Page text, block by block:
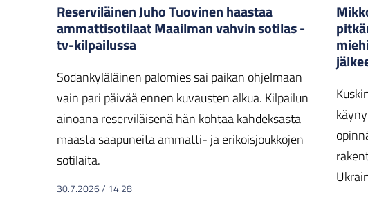
Reserviläinen Juho Tuovinen haastaa
ammattisotilaat Maailman vahvin sotilas -
tv-kilpailussa
Sodankyläläinen palomies sai paikan ohjelmaan
vain pari päivää ennen kuvausten alkua. Kilpailun
ainoana reserviläisenä hän kohtaa kahdeksasta
maasta saapuneita ammatti- ja erikoisjoukkojen
sotilaita.
30.7.2026/ 14:28